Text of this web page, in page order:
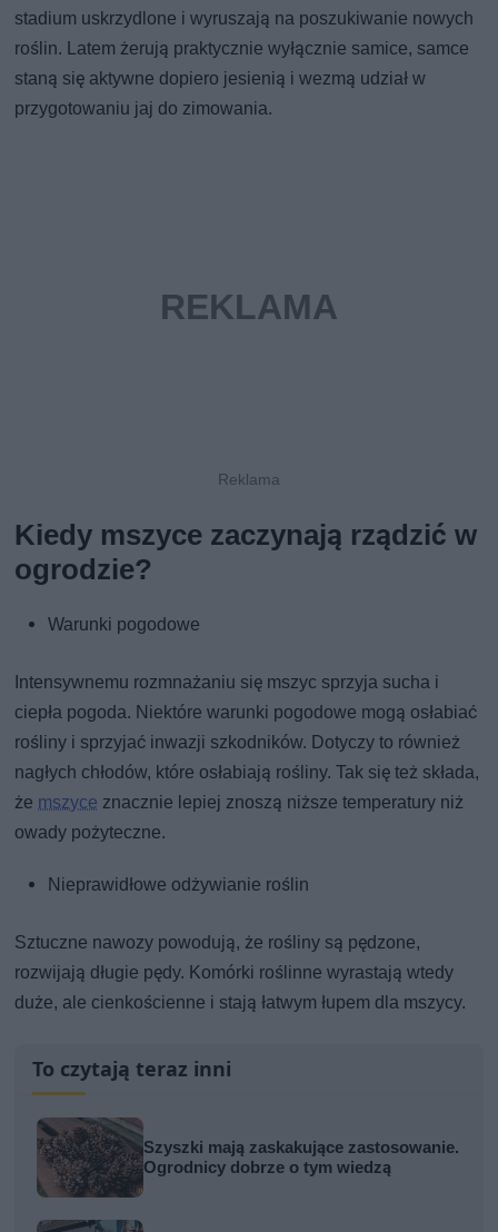
stadium uskrzydlone i wyruszają na poszukiwanie nowych
roślin. Latem żerują praktycznie wyłącznie samice, samce
staną się aktywne dopiero jesienią i wezmą udział w
przygotowaniu jaj do zimowania.
Kiedy mszyce zaczynają rządzić w
ogrodzie?
Warunki pogodowe
Intensywnemu rozmnażaniu się mszyc sprzyja sucha i
ciepła pogoda. Niektóre warunki pogodowe mogą osłabiać
rośliny i sprzyjać inwazji szkodników. Dotyczy to również
nagłych chłodów, które osłabiają rośliny. Tak się też składa,
że mszyce znacznie lepiej znoszą niższe temperatury niż
owady pożyteczne.
Nieprawidłowe odżywianie roślin
Sztuczne nawozy powodują, że rośliny są pędzone,
rozwijają długie pędy. Komórki roślinne wyrastają wtedy
duże, ale cienkościenne i stają łatwym łupem dla mszycy.
To czytają teraz inni
Szyszki mają zaskakujące zastosowanie.
Ogrodnicy dobrze o tym wiedzą